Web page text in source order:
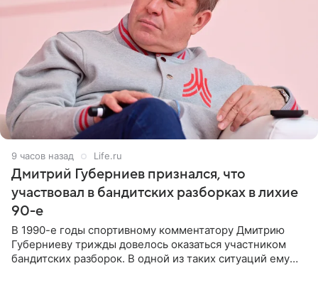
9 часов назад Life.ru
Дмитрий Губерниев признался, что
участвовал в бандитских разборках в лихие
90-е
В 1990-е годы спортивному комментатору Дмитрию
Губерниеву трижды довелось оказаться участником
бандитских разборок. В одной из таких ситуаций ему